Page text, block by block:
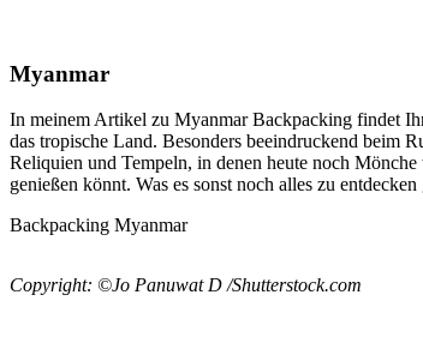
Myanmar
In meinem Artikel zu Myanmar Backpacking findet
das tropische Land. Besonders beeindruckend beim
Reliquien und Tempeln, in denen heute noch
genießen könnt. Was es sonst noch alles zu
Backpacking Myanmar
Copyright: ©Jo Panuwat D /Shutterstock.com